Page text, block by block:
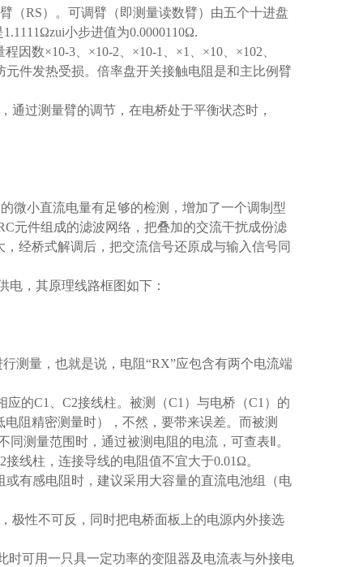
（RS）。可调臂（即测量读数臂）由五个十进盘
小步进值为0.0000110Ω.
数×10-3、×10-2、×10-1、×1、×10、×102、
件发热受损。倍率盘开关接触电阻是和主比例臂
通过测量臂的调节，在电桥处于平衡状态时，
微小直流电量有足够的检测，增加了一个调制型
元件组成的滤波网络，把叠加的交流干扰成份滤
经桥式解调后，把交流信号还原成与输入信号同
电，其原理线路框图如下：
测量，也就是说，电阻“RX”应包含有两个电流端
应的C1、C2接线柱。被测（C1）与电桥（C1）的
阻精密测量时），不然，要带来误差。而被测
同测量范围时，通过被测电阻的电流，可查表Ⅱ。
接线柱，连接导线的电阻值不宜大于0.01Ω。
有感电阻时，建议采用大容量的直流电池组（电
极性不可反，同时把电桥面板上的电源内外接选
可用一只具一定功率的变阻器及电流表与外接电